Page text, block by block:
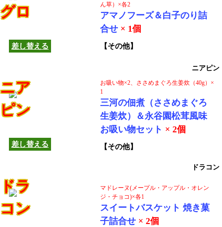
この商品は他の商品へ
差し替える
グロ
ん草）×各2
アマノフーズ＆白子のり詰
合せ × 1個
【その他】
ニアピン
この商品は他の商品へ
差し替える
ニア
ピン
お吸い物×2、ささめまぐろ生姜炊（40g）×
1
三河の佃煮（ささめまぐろ
生姜炊）＆永谷園松茸風味
お吸い物セット × 2個
【その他】
ドラコン
この商品は他の商品へ
ドラ
コン
マドレーヌ(メープル・アップル・オレン
ジ・チョコ)×各1
スイートバスケット 焼き菓
子詰合せ × 2個